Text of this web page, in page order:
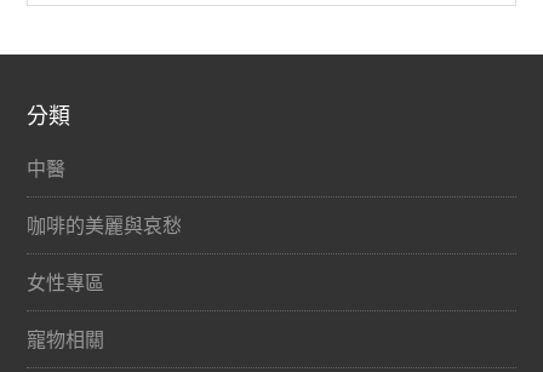
分類
中醫
咖啡的美麗與哀愁
女性專區
寵物相關